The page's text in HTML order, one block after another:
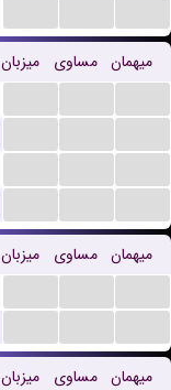
میزبان مساوی میهمان
میزبان مساوی میهمان
میزبان مساوی میهمان